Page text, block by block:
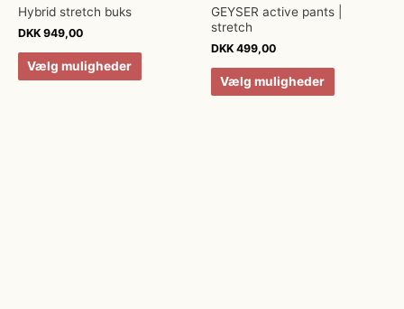
Hybrid stretch buks
DKK 949,00
Vælg muligheder
GEYSER active pants |
stretch
DKK 499,00
Vælg muligheder